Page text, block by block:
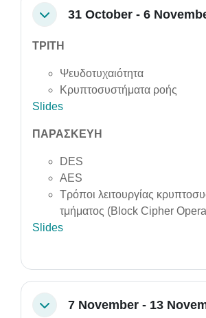
Collapse31 October - 6
ΤΡΙΤΗ
Ψευδοτυχαιότητα
Κρυπτοσυστήματα ροής
Slides
ΠΑΡΑΣΚΕΥΗ
DES
AES
Τρόποι λειτουργίας
τμήματος (Block Cipher
Slides
Collapse7 November - 13